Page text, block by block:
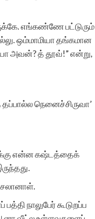
எங்கண்ணே பட்டுரும்
ஒம்மாமியா தங்கமான
அவன்? த் தூவ்!” என்று,
நெனைச்சிருவா’
என்ன கஷ்டத்தைக்
நாலுபேர் கூடுறப்ப